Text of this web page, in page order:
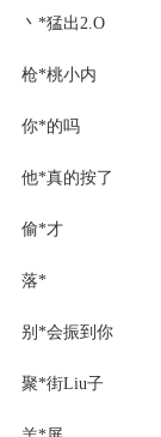
丶*猛出2.O
枪*桃小内
你*的吗
他*真的按了
偷*才
落*
别*会振到你
聚*街Liu子